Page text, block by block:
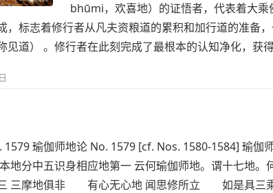
bhūmi，欢喜地）的证悟者，代表着大
，标志着修行者从凡夫资粮道的累积和加行道的准
见道） 。修行者在此刻完成了最根本的认知净化，获
1579 瑜伽师地论 No. 1579 [cf. Nos. 1580-1584] 瑜伽
分中五识身相应地第一 云何瑜伽师地。谓十七地。
三摩地俱非 有心无心地 闻思修所立 如是具三